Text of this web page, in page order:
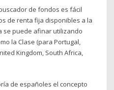
de fondos es fácil
de renta fija disponibles a la
se puede afinar utilizando
la Clase (para Portugal,
Kingdom, South Africa,
de españoles el concepto